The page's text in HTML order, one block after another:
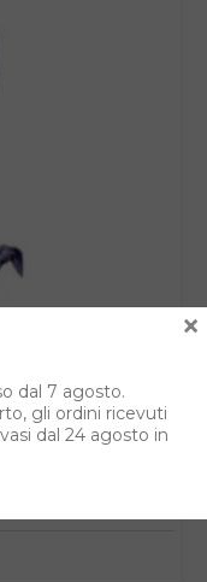
1032
dal 7 agosto.
gli ordini ricevuti
dal 24 agosto in
×